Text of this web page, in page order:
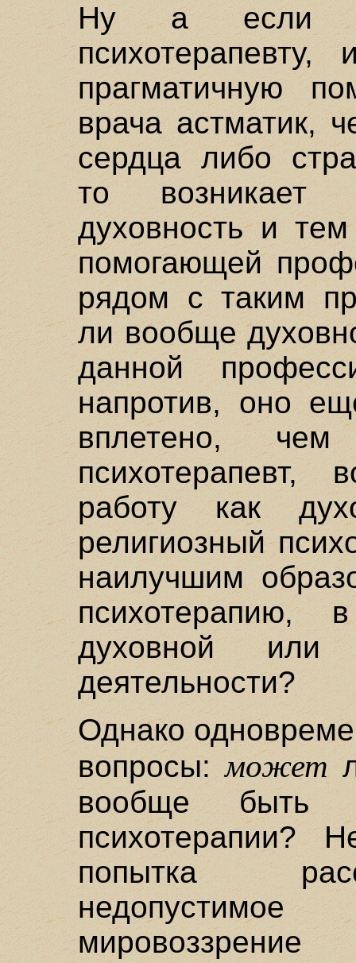
Ну а если
прагматичную
врача астматик,
сердца либо
то возникает
духовность и
помогающей
рядом с таким
ли вообще
данной
напротив, оно
вплетено,
психотерапевт,
работу как
религиозный
наилучшим
психотерапию,
духовной или
деятельности?
Однако
вопросы:может
вообще быть
психотерапии?
попытка